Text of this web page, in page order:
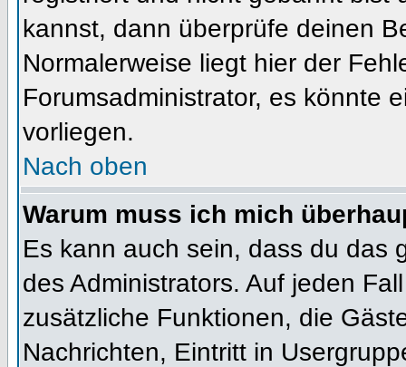
kannst, dann überprüfe deinen
Normalerweise liegt hier der
Forumsadministrator, es könnte
vorliegen.
Nach oben
Warum muss ich mich
Es kann auch sein, dass du das
des Administrators. Auf jeden
zusätzliche Funktionen, die
Nachrichten, Eintritt in